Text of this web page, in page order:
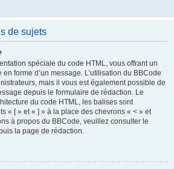
de sujets
spéciale du code HTML, vous offrant un
forme d’un message. L’utilisation du BBCode
mais il vous est également possible de
depuis le formulaire de rédaction. Le
du code HTML, les balises sont
« [ » et « ] » à la place des chevrons « < » et
à propos du BBCode, veuillez consulter le
la page de rédaction.